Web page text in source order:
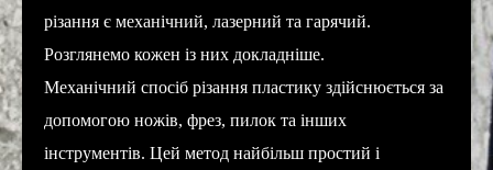
різання є механічний, лазерний та гарячий.
Розглянемо кожен із них докладніше.
Механічний спосіб різання пластику здійснюється за
допомогою ножів, фрез, пилок та інших
інструментів. Цей метод найбільш простий і